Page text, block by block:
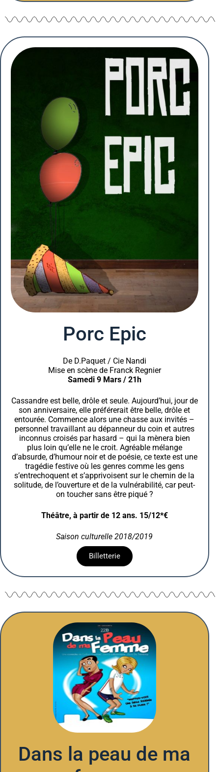
Porc Epic
De D.Paquet / Cie Nandi
Mise en scène de Franck Regnier
Samedi 9 Mars / 21h
Cassandre est belle, drôle et seule. Aujourd’hui, jour de
son anniversaire, elle préférerait être belle, drôle et
entourée. Commence alors une chasse aux invités –
personnel travaillant au dépanneur du coin et autres
inconnus croisés par hasard – qui la mènera bien
plus loin qu’elle ne le croit. Agréable mélange
d’absurde, d’humour noir et de poésie, ce texte est une
tragédie festive où les genres comme les gens
s’entrechoquent et s’apprivoisent sur le chemin de la
solitude, de l’ouverture et de la vulnérabilité, car peut-
on toucher sans être piqué ?
Théâtre, à partir de 12 ans. 15/12*€
Saison culturelle 2018/2019
Billetterie
Dans la peau de ma